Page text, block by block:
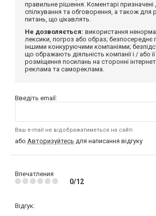
правильне рішення. Коментарі призначені
спілкування та обговорення, а також для
питань, що цікавлять.
Не дозволяється: використання
лексики, погроз або образ; безпосереднє
іншими конкуруючими компаніями;
що ображають діяльність компанії і / або
розміщення посилань на сторонні
реклама та самореклама.
Введіть email:
Ваш e-mail не відображатиметься на сайті
або Авторизуйтесь для написання відгуку
Впечатления
0/12
Відгук: